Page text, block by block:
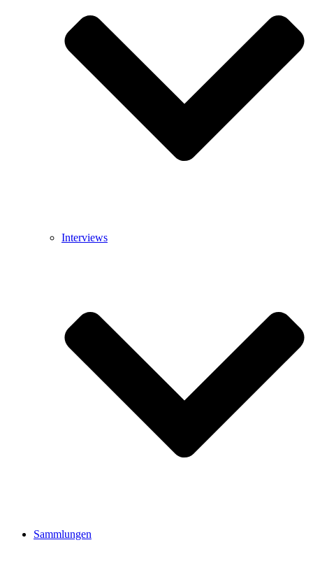
Interviews
Sammlungen